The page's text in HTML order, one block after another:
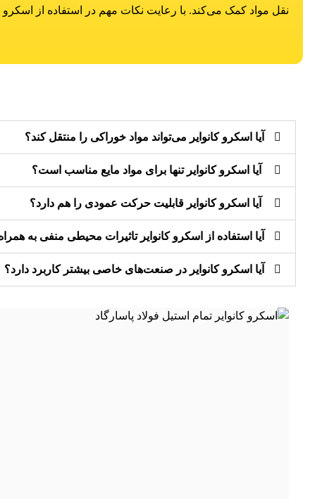
نقل مواد کمک می‌کند. با رعایت نکات مهم در استفاده از
آیا اسکرو کانوایر می‌تواند مواد خوراکی را منتقل کند؟
آیا اسکرو کانوایر تنها برای مواد مایع مناسب است؟
آیا اسکرو کانوایر قابلیت حرکت عمودی را هم دارد؟
آیا استفاده از اسکرو کانوایر تاثیرات محیطی منفی به
آیا اسکرو کانوایر در صنعت‌های خاصی بیشتر کاربرد دارد؟